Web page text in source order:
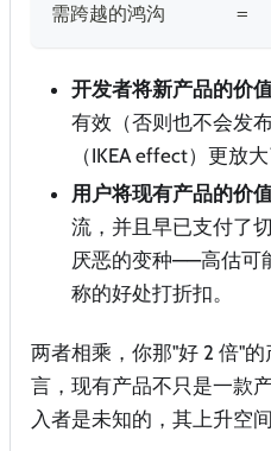
需跨越的鸿沟      =
开发者将新产品的价
有效（否则也不会发
（IKEA effect）更放
用户将现有产品的价
流，并且早已支付了
厌恶的变种——高估可
称的好处打折扣。
两者相乘，你那"好 2 倍"
言，现有产品不只是一款
入者是未知的，其上升空